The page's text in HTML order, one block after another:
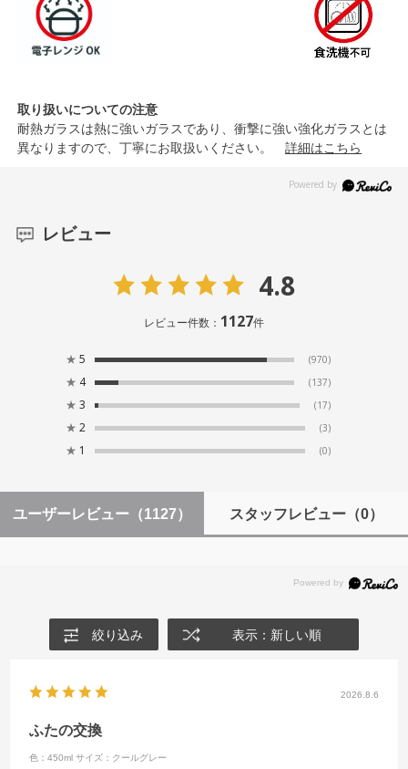
取り扱いについての注意
耐熱ガラスは熱に強いガラスであり、衝撃に強い強化ガラスとは
異なりますので、丁寧にお取扱いください。詳細はこちら
レビュー
4.8
レビュー件数： 1127件
★ 5 (970)
★ 4 (137)
★ 3 (17)
★ 2 (3)
★ 1 (0)
ユーザーレビュー （1127） スタッフレビュー（0）
絞り込み 表示：新しい順
2026.8.6
ふたの交換
色：450ml サイズ：クールグレー